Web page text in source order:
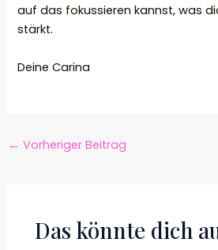
auf das fokussieren kannst, was
stärkt.
Deine Carina
← Vorheriger Beitrag
Das könnte dich